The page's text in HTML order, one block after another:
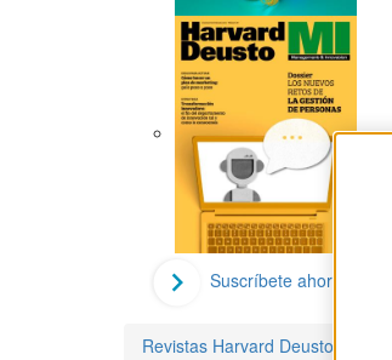
Suscríbete ahora
Revistas Harvard Deusto